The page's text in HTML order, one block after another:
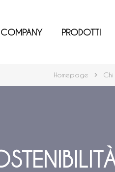
COMPANY PRODOTTI
Homepage